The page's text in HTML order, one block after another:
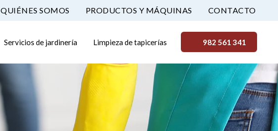
QUIÉNES SOMOS PRODUCTOS Y MÁQUINAS CONTACTO
Servicios de jardinería Limpieza de tapicerías 982 561 341